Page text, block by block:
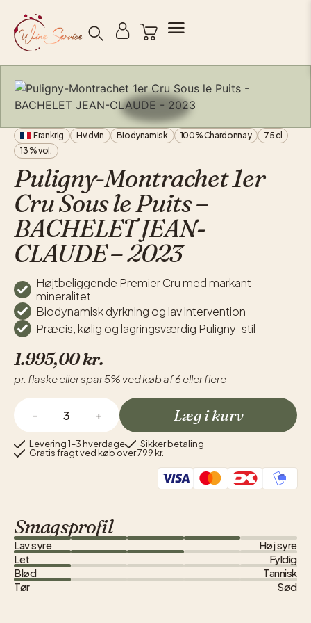
Søg
Frankrig Hvidvin Biodynamisk 100% Chardonnay
75 cl
13 % vol.
Puligny-Montrachet 1er
Cru Sous le Puits –
BACHELET JEAN-
CLAUDE – 2023
Højtbeliggende Premier Cru med markant
mineralitet
Biodynamisk dyrkning og lav intervention
Præcis, kølig og lagringsværdig Puligny-stil
1.995,00kr.
pr. flaske eller spar 5% ved køb af 6 eller flere
− + Læg i kurv
Levering 1–3 hverdage
Sikker betaling
Gratis fragt ved køb over 799 kr.
Smagsprofil
Lav syre
Høj syre
Let
Fyldig
Blød
Tannisk
Tør
Sød